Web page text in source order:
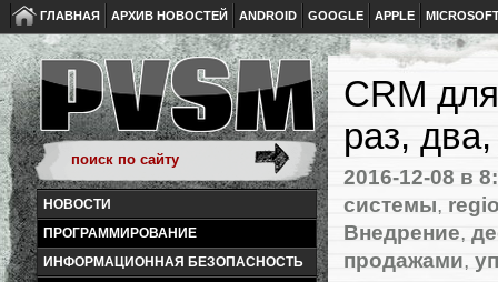
ГЛАВНАЯ АРХИВ НОВОСТЕЙ ANDROID GOOGLE APPLE
НОВОСТИ
ПРОГРАММИРОВАНИЕ
ИНФОРМАЦИОННАЯ БЕЗОПАСНОСТЬ
CRM
раз,
2016-12-08 в
системы,
Внедрение,
продажами,